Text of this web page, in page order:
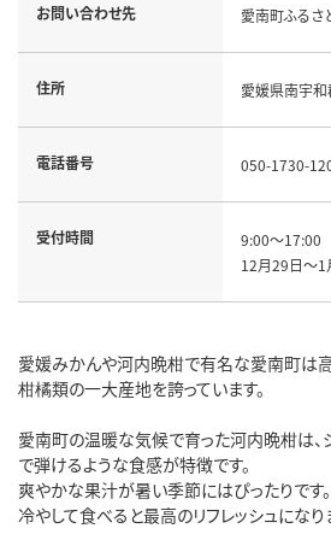
お問い合わせ先 愛南町ふるさ
住所 愛媛県南宇
電話番号 050-1730-
受付時間
9:00～17:00
12月29日～1
愛媛みかんや河内晩柑で有名な愛南町は
柑橘類の一大産地を誇っています。
愛南町の温暖な気候で育った河内晩柑は
で弾けるような食感が特徴です。
爽やかな果汁が暑い季節にはぴったりです。
冷やして食べると最高のリフレッシュになり